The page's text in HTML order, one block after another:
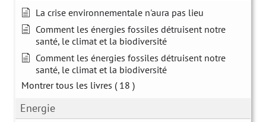
La crise environnementale n'aura pas lieu
Comment les énergies fossiles détruisent notre
santé, le climat et la biodiversité
Comment les énergies fossiles détruisent notre
santé, le climat et la biodiversité
Montrer tous les livres ( 18 )
Energie